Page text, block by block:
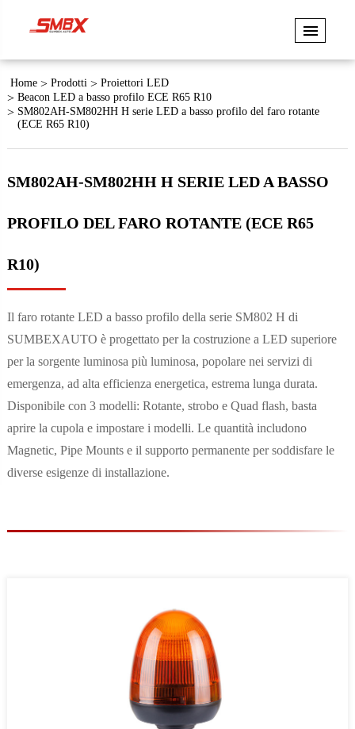
Home Prodotti
Proiettori LED
Beacon LED a basso profilo ECE R65 R10
SM802AH-SM802HH H serie LED a basso profilo del faro rotante
(ECE R65 R10)
SM802AH-SM802HH H SERIE LED A BASSO
PROFILO DEL FARO ROTANTE (ECE R65
R10)
Il faro rotante LED a basso profilo della serie SM802 H di
SUMBEXAUTO è progettato per la costruzione a LED superiore
per la sorgente luminosa più luminosa, popolare nei servizi di
emergenza, ad alta efficienza energetica, estrema lunga durata.
Disponibile con 3 modelli: Rotante, strobo e Quad flash, basta
aprire la cupola e impostare i modelli. Le quantità includono
Magnetic, Pipe Mounts e il supporto permanente per soddisfare le
diverse esigenze di installazione.